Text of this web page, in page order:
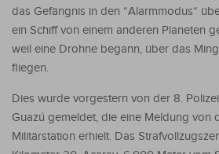
das Gefängnis in den “Alarmmodus“
ein Schiff von einem anderen Planeten
weil eine Drohne begann, über das
fliegen.
Dies wurde vorgestern von der 8.
Guazú gemeldet, die eine Meldung von
Militärstation erhielt. Das